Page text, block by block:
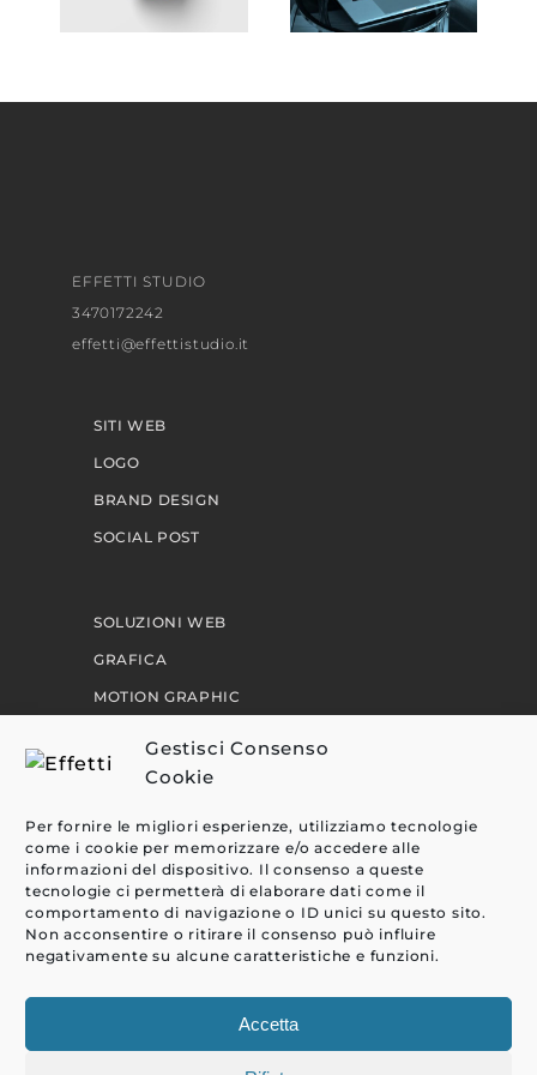
Gestisci Consenso
Cookie
Per fornire le migliori esperienze, utilizziamo tecnologie
come i cookie per memorizzare e/o accedere alle
informazioni del dispositivo. Il consenso a queste
tecnologie ci permetterà di elaborare dati come il
comportamento di navigazione o ID unici su questo sito.
Non acconsentire o ritirare il consenso può influire
negativamente su alcune caratteristiche e funzioni.
Accetta
EFFETTI STUDIO
3470172242
effetti@effettistudio.it
SITI WEB
LOGO
BRAND DESIGN
SOCIAL POST
SOLUZIONI WEB
GRAFICA
MOTION GRAPHIC
EFFETTI
CLIENTI
BLOG
CONTATTI